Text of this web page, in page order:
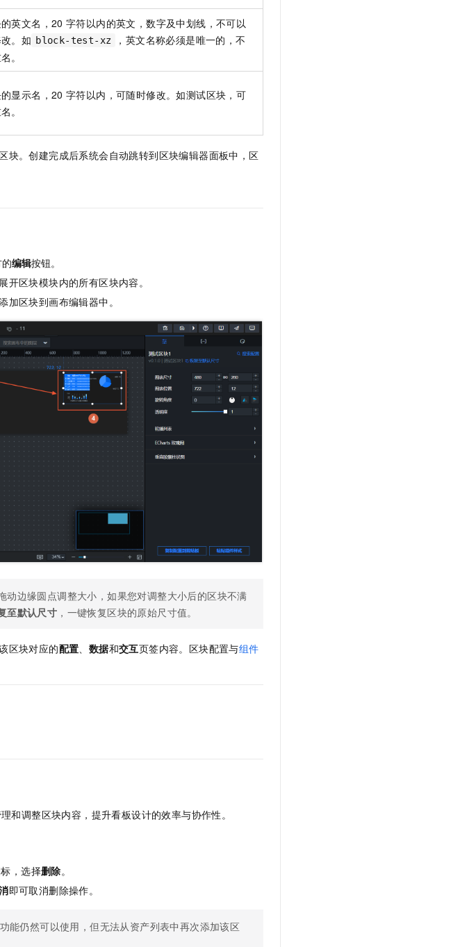
英文名，20 字符以内的英文，数字及中划线，不可以
。如 block-test-xz
，英文名称必须是唯一的，不
。
显示名，20 字符以内，可随时修改。如测试区块，可
。
块。创建完成后系统会自动跳转到区块编辑器面板中，区
编辑按钮。
展开区块模块内的所有区块内容。
区块到画布编辑器中。
动边缘圆点调整大小，如果您对调整大小后的区块不满
至默认尺寸 ，一键恢复区块的原始尺寸值。
区块对应的配置、 数据和交互页签内容。区块配置与组件
和调整区块内容，提升看板设计的效率与协作性。
，选择删除。
即可取消删除操作。
能仍然可以使用，但无法从资产列表中再次添加该区